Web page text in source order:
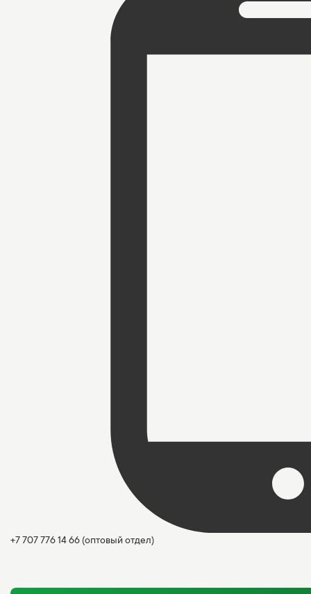
+7 707 776 14 66 (оптовый отдел)